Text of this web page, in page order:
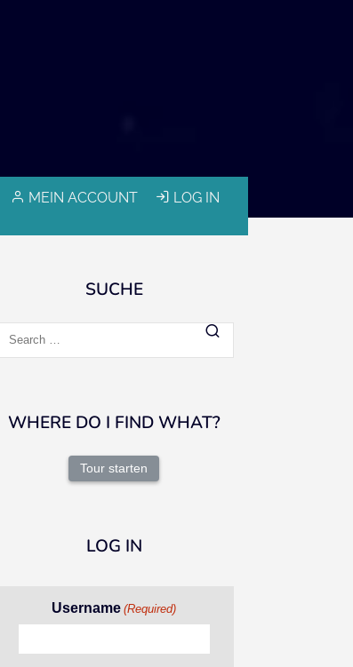
MEIN ACCOUNT LOG IN
SUCHE
for:
WHERE DO I FIND WHAT?
Tour starten
LOG IN
Username (Required)